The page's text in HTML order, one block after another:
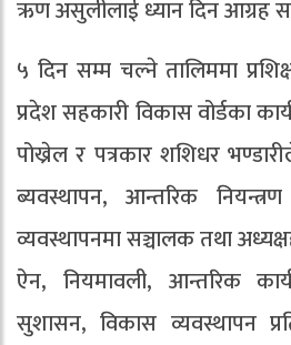
ऋण असुलीलाई ध्यान दिन आग्रह
५ दिन सम्म चल्ने तालिममा
प्रदेश सहकारी विकास वोर्डका
पोख्रेल र पत्रकार शशिधर
ब्यवस्थापन, आन्तरिक
व्यवस्थापनमा सञ्चालक तथा
ऐन, नियमावली, आन्तरिक
सुशासन, विकास व्यवस्थापन